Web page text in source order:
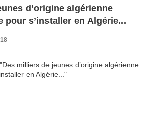
d’origine algérienne
pour s’installer en Algérie...